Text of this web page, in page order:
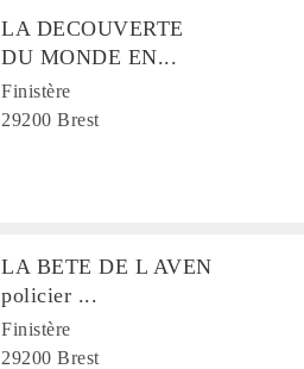
LA DECOUVERTE
DU MONDE EN...
Finistère
29200 Brest
LA BETE DE L AVEN
policier ...
Finistère
29200 Brest